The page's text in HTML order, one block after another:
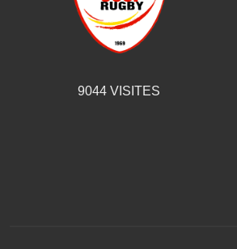
9044 VISITES